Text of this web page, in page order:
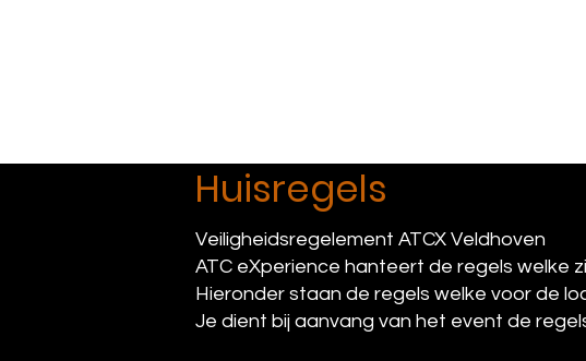
Huisregels
Veiligheidsregelement ATCX Veldhoven
ATC eXperience hanteert de regels welke
Hieronder staan de regels welke voor de
Je dient bij aanvang van het event de